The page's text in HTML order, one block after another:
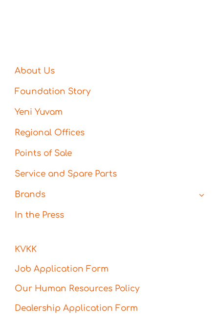
About Us
Foundation Story
Yeni Yuvam
Regional Offices
Points of Sale
Service and Spare Parts
Brands
In the Press
KVKK
Job Application Form
Our Human Resources Policy
Dealership Application Form